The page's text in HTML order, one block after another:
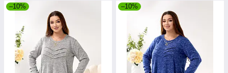
–10% –10%